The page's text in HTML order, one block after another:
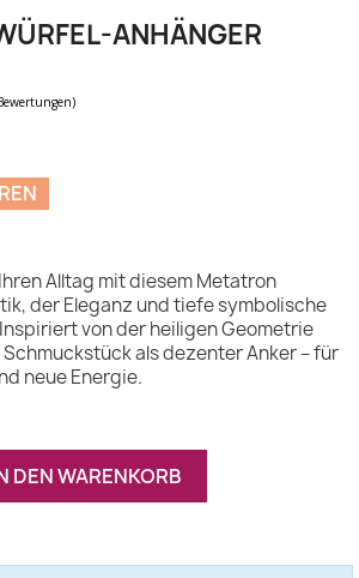
ANHÄNGER
(4 Bewertungen)
Alltag mit diesem Metatron
der Eleganz und tiefe symbolische
von der heiligen Geometrie
als dezenter Anker – für
neue Energie.
DEN WARENKORB